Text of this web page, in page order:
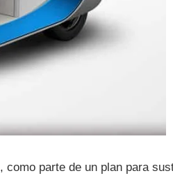
, como parte de un plan para